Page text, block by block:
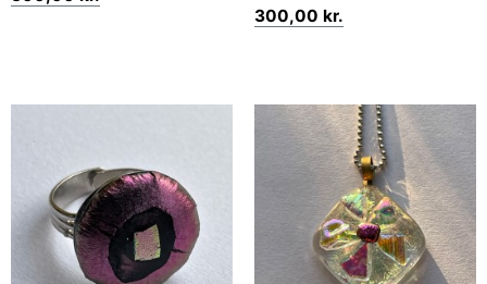
300,00 kr.